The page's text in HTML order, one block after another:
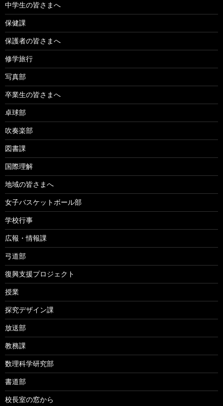
中学生の皆さまへ
保健課
保護者の皆さまへ
修学旅行
写真部
卒業生の皆さまへ
卓球部
吹奏楽部
図書課
国際理解
地域の皆さまへ
女子バスケットボール部
学校行事
広報・情報課
弓道部
復興支援プロジェクト
授業
探究デザイン課
放送部
教務課
数理科学研究部
書道部
校長室の窓から